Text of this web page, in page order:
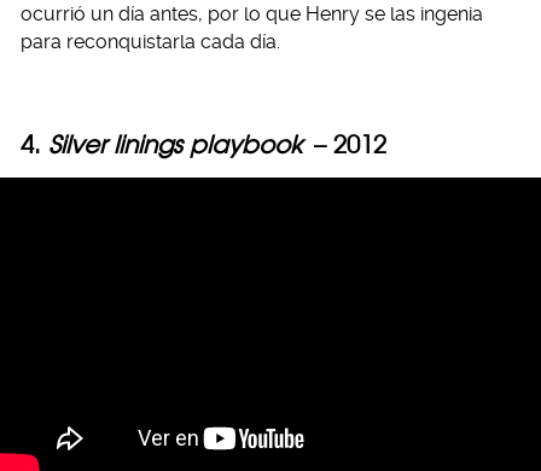
ocurrió un día antes, por lo que Henry se las ingenia
para reconquistarla cada día.
4. Silver linings playbook– 2012